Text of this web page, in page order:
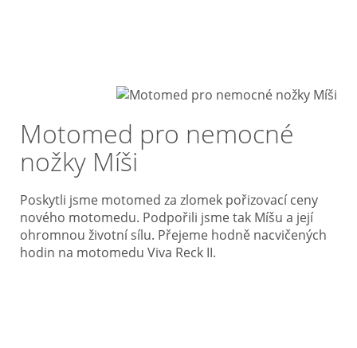
Motomed pro nemocné
nožky Míši
Poskytli jsme motomed za zlomek pořizovací ceny
nového motomedu. Podpořili jsme tak Míšu a její
ohromnou životní sílu. Přejeme hodně nacvičených
hodin na motomedu Viva Reck II.